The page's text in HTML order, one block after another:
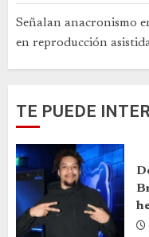
Señalan anacronismo
en reproducción
TE PUEDE